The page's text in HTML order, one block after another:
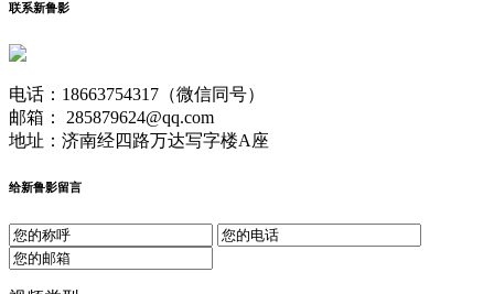
联系新鲁影
电话：18663754317（微信同号）
邮箱： 285879624@qq.com
地址：济南经四路万达写字楼A座
给新鲁影留言